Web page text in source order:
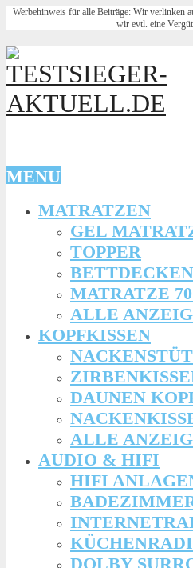
Werbehinweis für alle Beiträge: Wir verlinken
wir evtl. eine
MENU
MATRATZEN
GEL
TOPPER
BETTDECKEN
MATRATZE
ALLE
KOPFKISSEN
DAUNEN
ALLE
AUDIO & HIFI
HIFI
DOLBY